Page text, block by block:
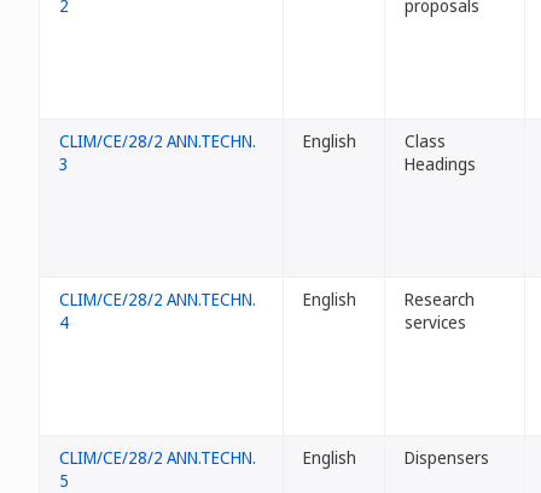
2 proposals
CLIM/CE/28/2 ANN.TECHN.
3
English
Class
Headings
CLIM/CE/28/2 ANN.TECHN.
4
English
Research
services
CLIM/CE/28/2 ANN.TECHN.
5
English Dispensers